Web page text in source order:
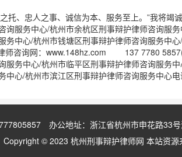
托、忠人之事、诚信为本、服务至上。”我将竭
询服务中心/杭州市余杭区刑事辩护律师咨询服
务中心/杭州市钱塘区刑事辩护律师咨询服务中
师咨询网：www.148hz.com 137 7780 5857(
服务中心/杭州市临平区刑事辩护律师咨询服务
中心/杭州市滨江区刑事辩护律师咨询服务中心
办公地址：浙江省杭州市申花路33
Copyright © 2023 杭州刑事辩护律师网 本站资